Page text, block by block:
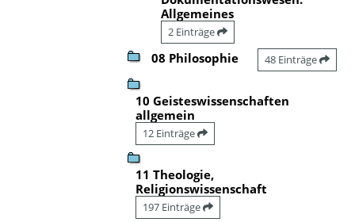
Allgemeines
2 Einträge
08 Philosophie 48 Einträge
10 Geisteswissenschaften
allgemein
12 Einträge
11 Theologie,
Religionswissenschaft
197 Einträge